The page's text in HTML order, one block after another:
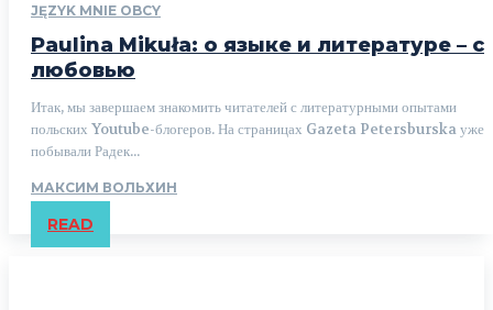
JĘZYK MNIE OBCY
Paulina Mikuła: о языке и литературе – с
любовью
Итак, мы завершаем знакомить читателей с литературными опытами
польских Youtube-блогеров. На страницах Gazeta Petersburska уже
побывали Радек...
МАКСИМ ВОЛЬХИН
READ